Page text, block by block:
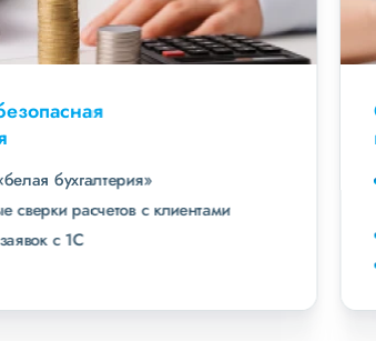
страхование
000 000 рублей
ведущие
собственная